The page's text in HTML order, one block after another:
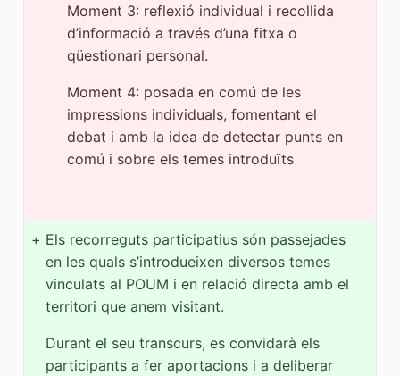
Moment 3: reflexió individual i recollida
d’informació a través d’una fitxa o
qüestionari personal.
Moment 4: posada en comú de les
impressions individuals, fomentant el
debat i amb la idea de detectar punts en
comú i sobre els temes introduïts
+ Els recorreguts participatius són passejades
en les quals s’introdueixen diversos temes
vinculats al POUM i en relació directa amb el
territori que anem visitant.
Durant el seu transcurs, es convidarà els
participants a fer aportacions i a deliberar